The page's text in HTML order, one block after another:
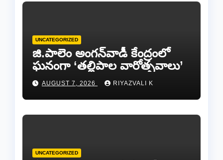
UNCATEGORIZED
జి.పాలెం అంగన్‌వాడీ కేంద్రంలో
ఘనంగా ‘తల్లిపాల వారోత్సవాలు’
AUGUST 7, 2026 RIYAZVALI K
UNCATEGORIZED